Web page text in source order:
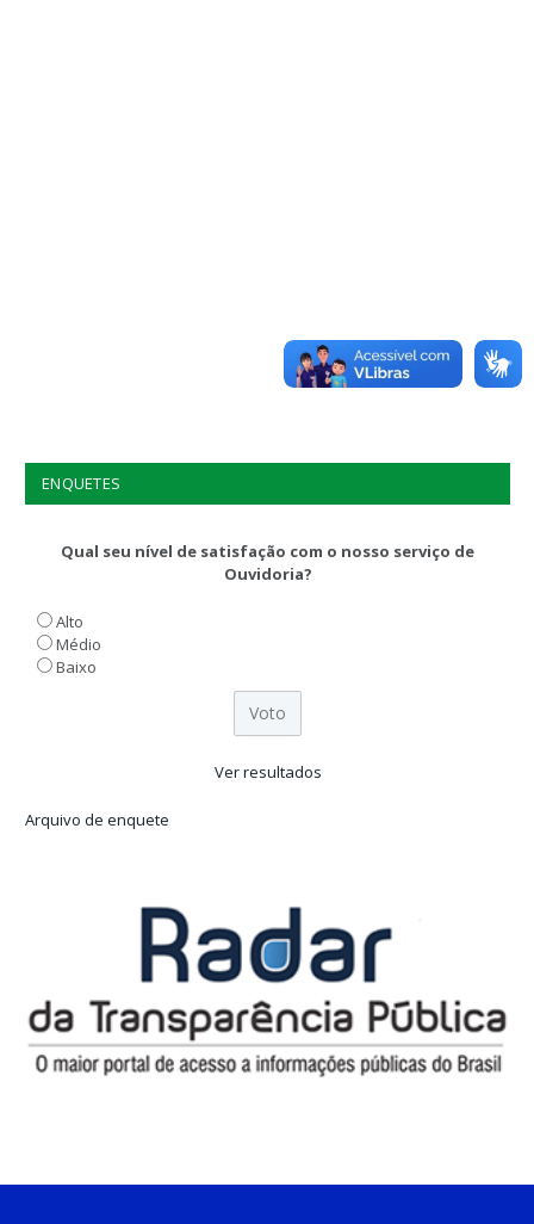
ENQUETES
Qual seu nível de satisfação com o nosso serviço de
Ouvidoria?
Alto
Médio
Baixo
Ver resultados
Arquivo de enquete